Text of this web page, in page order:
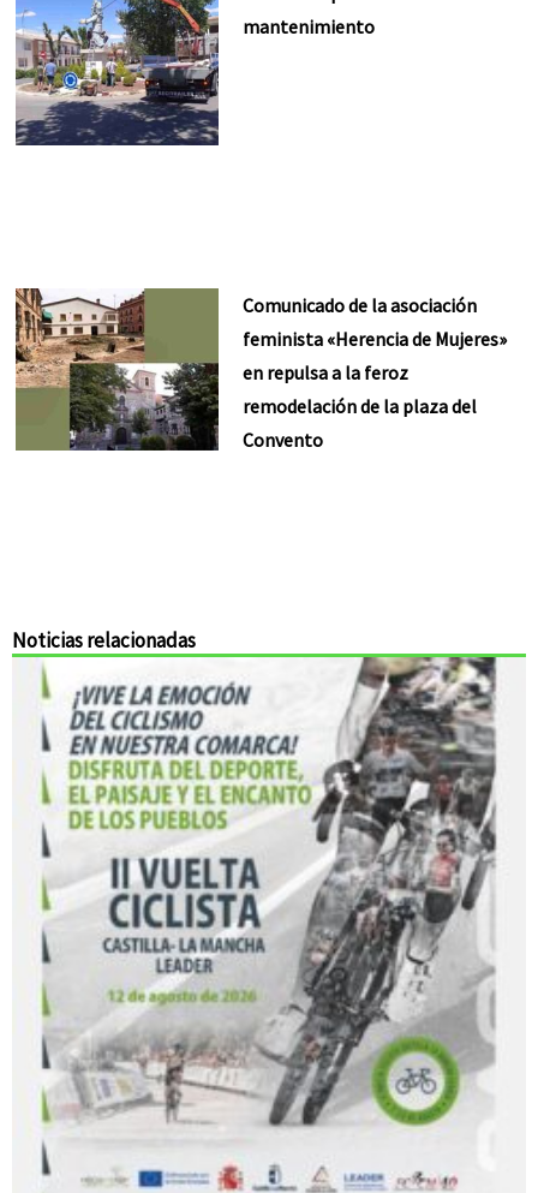
mantenimiento
Comunicado de la asociación
feminista «Herencia de Mujeres»
en repulsa a la feroz
remodelación de la plaza del
Convento
Noticias relacionadas